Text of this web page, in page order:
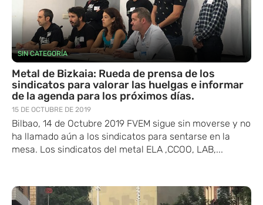
SIN CATEGORÍA
Metal de Bizkaia: Rueda de prensa de los
sindicatos para valorar las huelgas e informar
de la agenda para los próximos días.
15 DE OCTUBRE DE 2019
Bilbao, 14 de Octubre 2019 FVEM sigue sin moverse y no
ha llamado aún a los sindicatos para sentarse en la
mesa. Los sindicatos del metal ELA ,CCOO, LAB,...